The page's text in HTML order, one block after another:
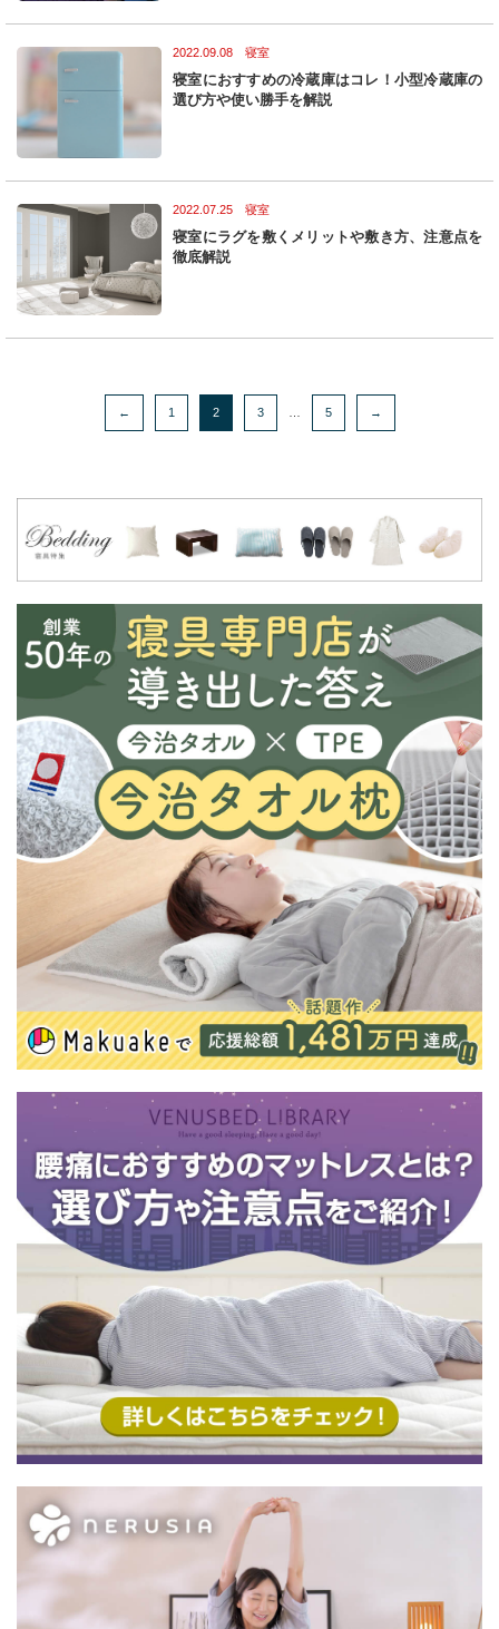
2022.09.08 寝室
寝室におすすめの冷蔵庫はコレ！小型冷蔵庫の
選び方や使い勝手を解説
2022.07.25 寝室
寝室にラグを敷くメリットや敷き方、注意点を
徹底解説
← 1 2 3 5 →